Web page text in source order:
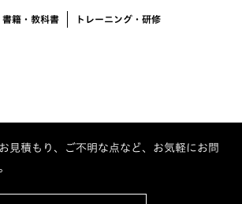
書籍・教科書 トレーニング・研修
見積もり、ご不明な点など、お気軽にお問